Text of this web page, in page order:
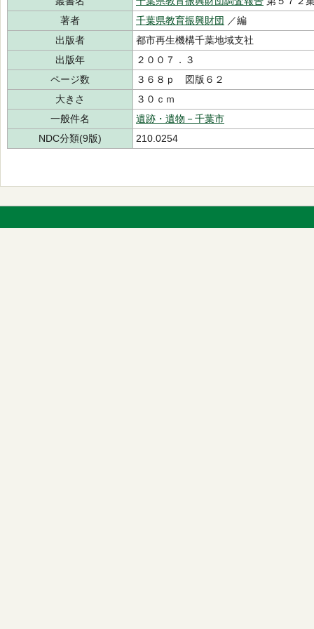
著者
千葉県教育振興財団 ／編
出版者
都市再生機構千葉地域支社
出版年
２００７．３
ページ数
３６８ｐ 図版６２
大きさ
３０ｃｍ
一般件名
遺跡・遺物－千葉市
NDC分類(9版)
210.0254